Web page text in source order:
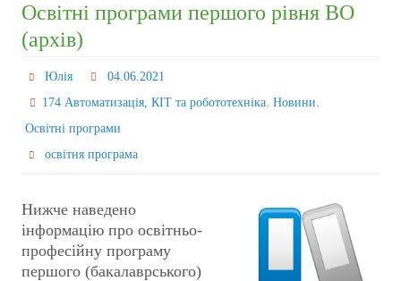
Освітні програми першого рівня ВО
(архів)
Юлія
04.06.2021
174 Автоматизація, КІТ та робототехніка,Новини,
Освітні програми
освітня програма
Нижче наведено
інформацію про освітньо-
професійну програму
першого (бакалаврського)